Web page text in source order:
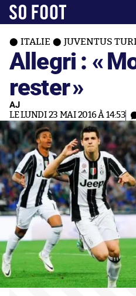
ITALIE JUVENTUS
Allegri : «
rester»
AJ
LE LUNDI 23 MAI 2016 À 14:53